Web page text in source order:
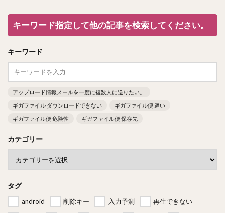
キーワード指定して他の記事を検索してください。
キーワード
アップロード情報メールを一度に複数人に送りたい。
ギガファイル ダウンロードできない
ギガファイル便 遅い
ギガファイル便 危険性
ギガファイル便 保存先
カテゴリー
タグ
android 削除キー 入力予測
再生できない